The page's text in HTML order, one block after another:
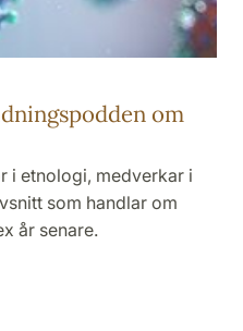
om
i etnologi, medverkar i
som handlar om
år senare.